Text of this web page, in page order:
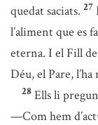
quedat saciats. 27
l’aliment que es
eterna. I el Fill
Déu, el Pare, l’ha
28 Ells li
—Com hem